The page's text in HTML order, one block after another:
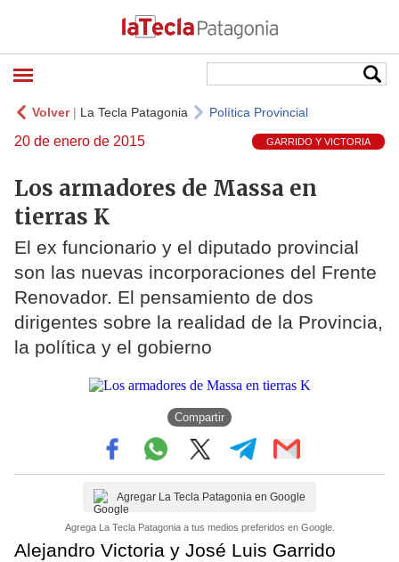
Volver| La Tecla Patagonia Política Provincial
20 de enero de 2015 GARRIDO Y VICTORIA
Los armadores de Massa en
tierras K
El ex funcionario y el diputado provincial
son las nuevas incorporaciones del Frente
Renovador. El pensamiento de dos
dirigentes sobre la realidad de la Provincia,
la política y el gobierno
Compartir
Agregar La Tecla Patagonia en Google
Agrega La Tecla Patagonia a tus medios preferidos en Google.
Alejandro Victoria y José Luis Garrido